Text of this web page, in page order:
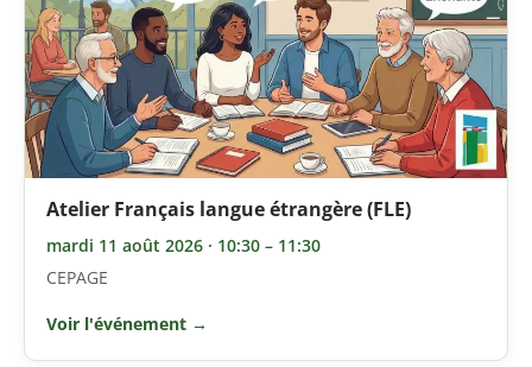
Atelier Français langue étrangère (FLE)
mardi 11 août 2026 · 10:30 – 11:30
CEPAGE
Voir l'événement →